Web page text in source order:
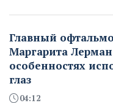
Главный
Маргарита Лерман
особенностях
глаз
04:12